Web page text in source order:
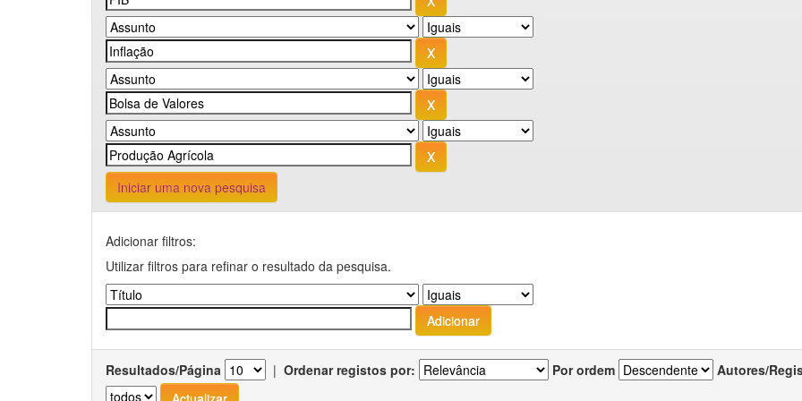
Iniciar uma nova pesquisa
Adicionar filtros:
Utilizar filtros para refinar o resultado da pesquisa.
Resultados/Página | Ordenar registos por: Por ordem Autores/